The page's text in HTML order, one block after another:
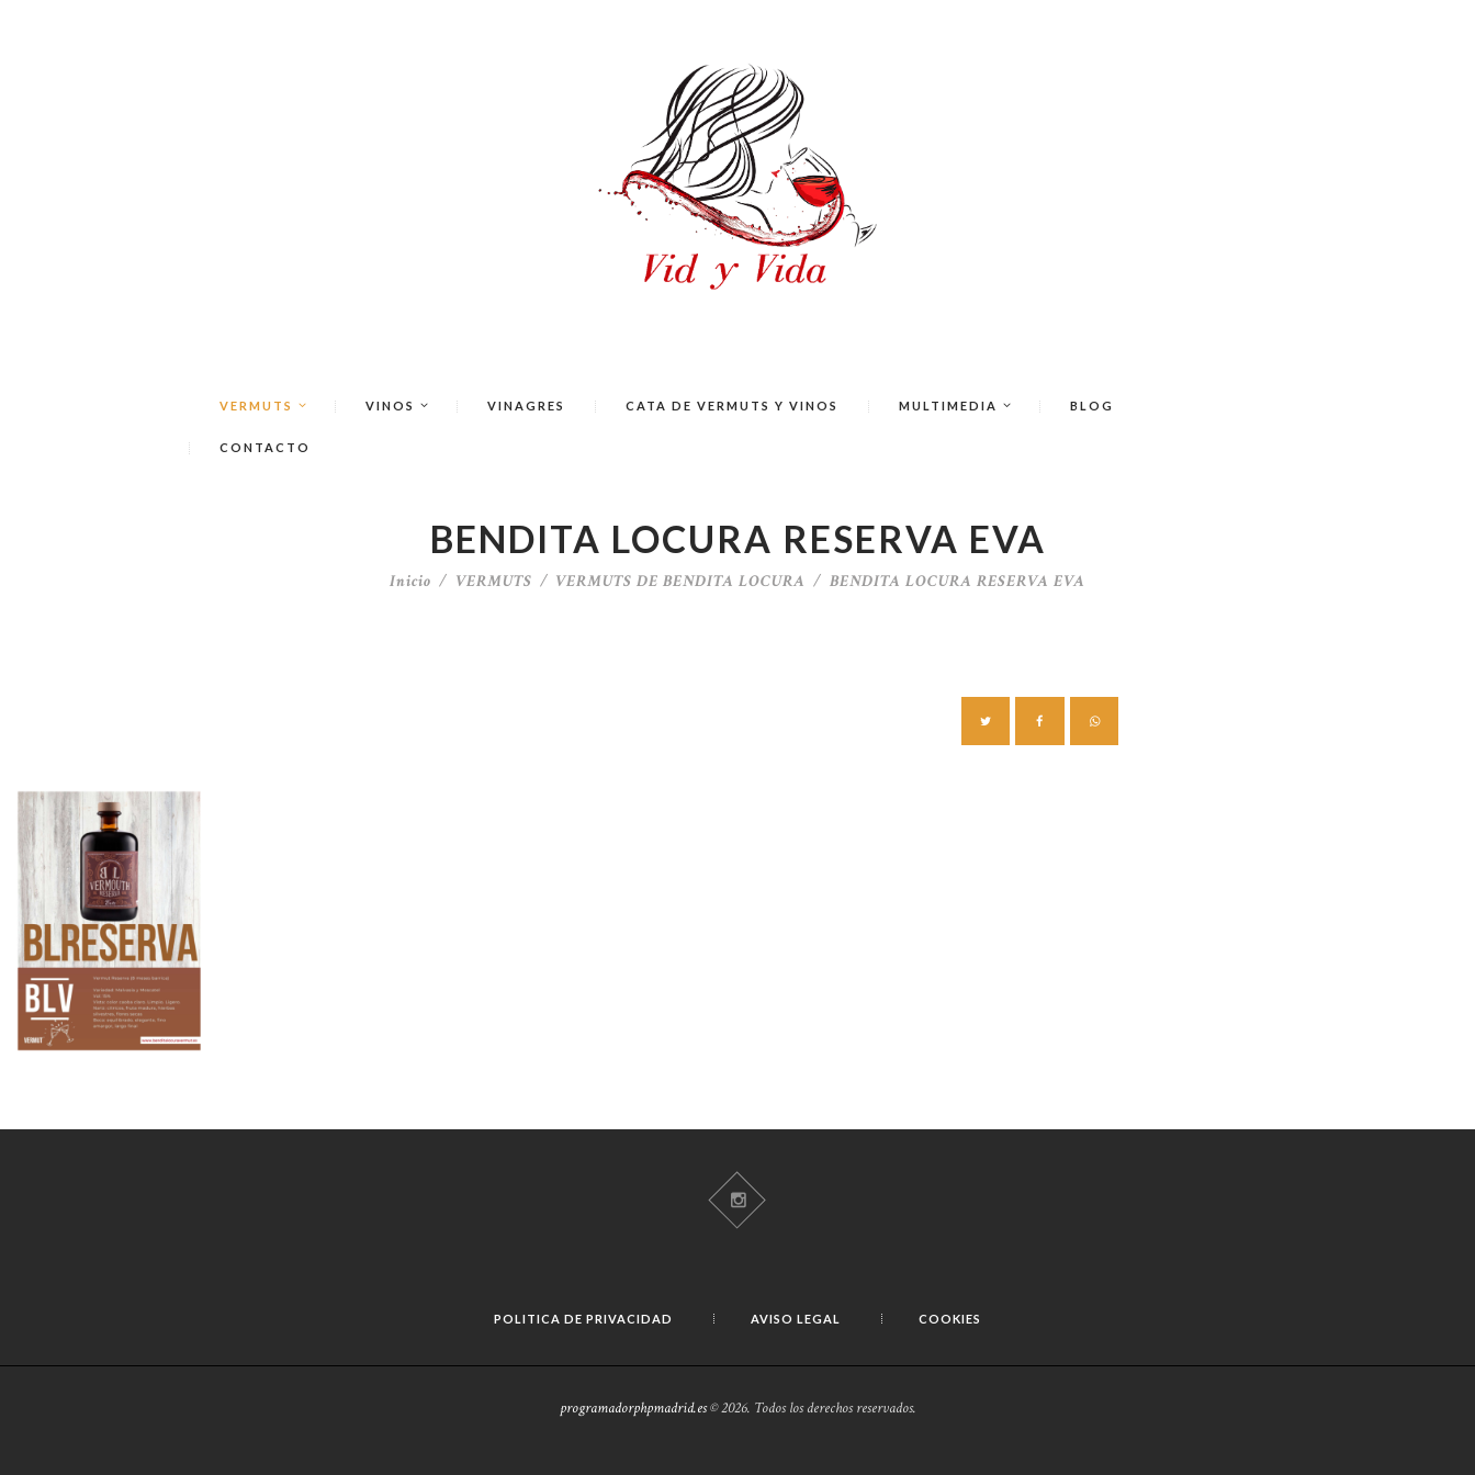
VERMUTS VINOS VINAGRES CATA DE VERMUTS Y VINOS MULTIMEDIA BLOG
CONTACTO
BENDITA LOCURA RESERVA EVA
Inicio VERMUTS VERMUTS DE BENDITA LOCURA BENDITA LOCURA RESERVA EVA
POLITICA DE PRIVACIDAD AVISO LEGAL COOKIES
programadorphpmadrid.es© 2026. Todos los derechos reservados.